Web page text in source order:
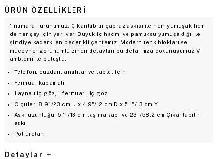
ÜRÜN ÖZELLIKLERI
1 numaralı ürünümüz. Çıkarılabilir çapraz askısı ile hem yumuşak hem
de her şey için yeri var. Büyük iç hacmi ve pamuksu yumuşaklığı ile
şimdiye kadarki en becerikli çantamız. Modern renk blokları ve
mücevher görünümlü zincir detayları bu defa imza dokunuşumuz V
amblemi ile buluştu.
Telefon, cüzdan, anahtar ve tablet için
Fermuar kapamalı
1 aynalı iç göz, 1 fermuarlı iç göz
Ölçüler: 8.9"/23 cm U x 4.9"/12 cm D x 5.1"/13 cm Y
Askı uzunluğu: 5.1”/13 cm taşıma sapı ve 23”/58.2 cm Çıkarılabilir
askı
Poliüretan
Detaylar